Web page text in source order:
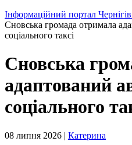
Інформаційний портал
Сновська громада отримала
соціального таксі
Сновська
адаптований
соціального
08 липня 2026 | Катерина